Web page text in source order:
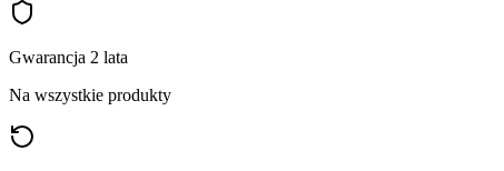
Gwarancja 2 lata
Na wszystkie produkty